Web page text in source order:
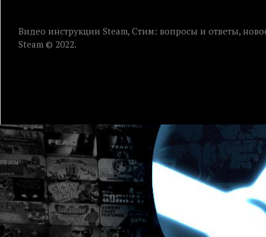
Видео инструкции Steam, Стим: вопросы и ответы,
Steam © 2022.